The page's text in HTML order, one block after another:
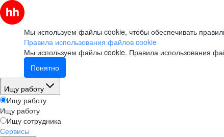
Мы используем файлы cookie, чтобы обеспечивать
Правила использования файлов cookie
Мы используем файлы cookie. Правила использования
Понятно
Ищу работу
Ищу работу
Ищу работу
Ищу сотрудника
Сервисы